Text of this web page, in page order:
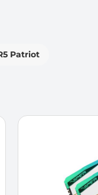
Patriot